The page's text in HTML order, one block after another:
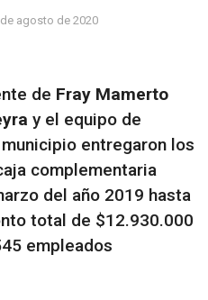
agosto de 2020
de Fray Mamerto
y el equipo de
entregaron los
complementaria
del año 2019 hasta
total de $12.930.000
empleados